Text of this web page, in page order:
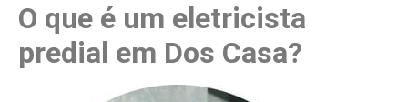
O que é um eletricista
predial em Dos Casa?